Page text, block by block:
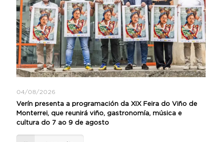
04/08/2026
Verín presenta a programación da XIX Feira do Viño de
Monterrei, que reunirá viño, gastronomía, música e
cultura do 7 ao 9 de agosto